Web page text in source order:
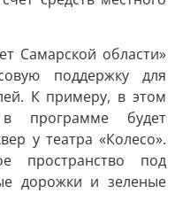
Самарской области»
поддержку для
К примеру, в этом
программе будет
у театра «Колесо».
пространство под
дорожки и зеленые